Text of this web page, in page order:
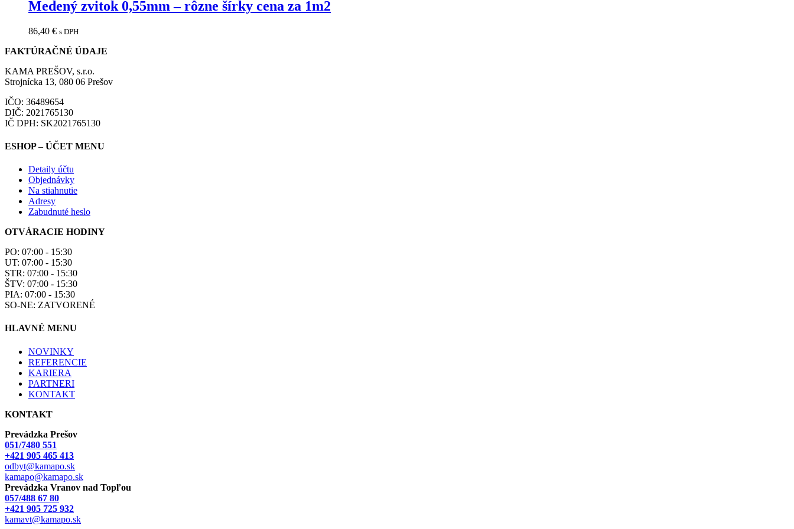
Medený zvitok 0,55mm – rôzne šírky cena za 1m2
86,40 € s DPH
FAKTÚRAČNÉ ÚDAJE
KAMA PREŠOV, s.r.o.
Strojnícka 13, 080 06 Prešov
IČO: 36489654
DIČ: 2021765130
IČ DPH: SK2021765130
ESHOP – ÚČET MENU
Detaily účtu
Objednávky
Na stiahnutie
Adresy
Zabudnuté heslo
OTVÁRACIE HODINY
PO: 07:00 - 15:30
UT: 07:00 - 15:30
STR: 07:00 - 15:30
ŠTV: 07:00 - 15:30
PIA: 07:00 - 15:30
SO-NE: ZATVORENÉ
HLAVNÉ MENU
NOVINKY
REFERENCIE
KARIERA
PARTNERI
KONTAKT
KONTAKT
Prevádzka Prešov
051/7480 551
+421 905 465 413
odbyt@kamapo.sk
kamapo@kamapo.sk
Prevádzka Vranov nad Topľou
057/488 67 80
+421 905 725 932
kamavt@kamapo.sk